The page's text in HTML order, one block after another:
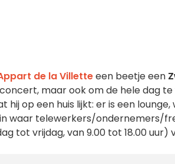
de la Villetteeen beetje een
maar ook om de hele dag
hij op een huis lijkt: er is een lounge,
waar telewerkers/ondernemers/
tot vrijdag, van 9.00 tot 18.00 uur)